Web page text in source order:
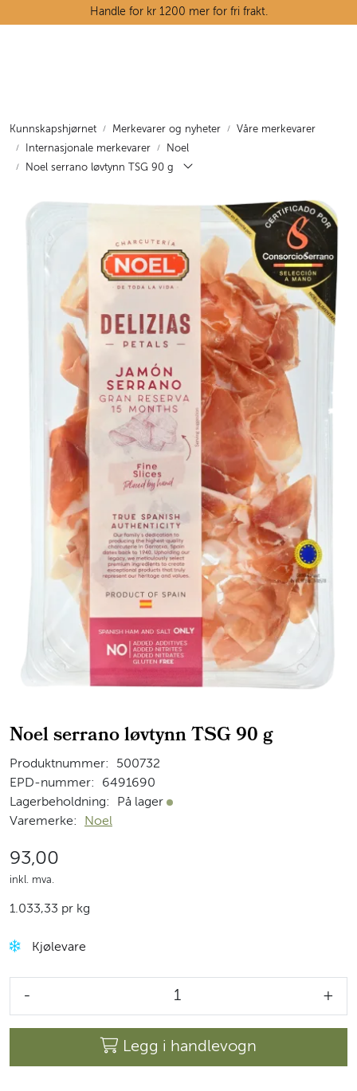
Skip to main contentHandle for kr 1200 mer for fri frakt.
Kunnskapshjørnet Merkevarer og nyheter
Våre merkevarer
Internasjonale merkevarer
Noel
Noel serrano løvtynn TSG 90 g
Noel serrano løvtynn TSG 90 g
Produktnummer:
500732
EPD-nummer:
6491690
Lagerbeholdning:
På lager På lager
Varemerke: Noel
93,00
inkl. mva.
1.033,33 pr kg
Kjølevare
- +
Legg i handlevogn
Tørrvarehylla
Kunnskapshjørnet